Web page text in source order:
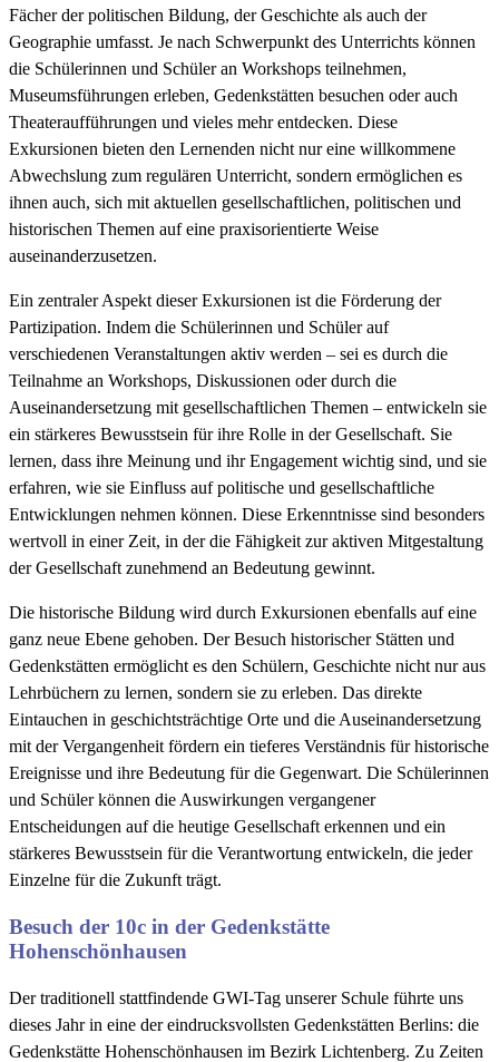
Fächer der politischen Bildung, der Geschichte als auch der
Geographie umfasst. Je nach Schwerpunkt des Unterrichts können
die Schülerinnen und Schüler an Workshops teilnehmen,
Museumsführungen erleben, Gedenkstätten besuchen oder auch
Theateraufführungen und vieles mehr entdecken. Diese
Exkursionen bieten den Lernenden nicht nur eine willkommene
Abwechslung zum regulären Unterricht, sondern ermöglichen es
ihnen auch, sich mit aktuellen gesellschaftlichen, politischen und
historischen Themen auf eine praxisorientierte Weise
auseinanderzusetzen.
Ein zentraler Aspekt dieser Exkursionen ist die Förderung der
Partizipation. Indem die Schülerinnen und Schüler auf
verschiedenen Veranstaltungen aktiv werden – sei es durch die
Teilnahme an Workshops, Diskussionen oder durch die
Auseinandersetzung mit gesellschaftlichen Themen – entwickeln sie
ein stärkeres Bewusstsein für ihre Rolle in der Gesellschaft. Sie
lernen, dass ihre Meinung und ihr Engagement wichtig sind, und sie
erfahren, wie sie Einfluss auf politische und gesellschaftliche
Entwicklungen nehmen können. Diese Erkenntnisse sind besonders
wertvoll in einer Zeit, in der die Fähigkeit zur aktiven Mitgestaltung
der Gesellschaft zunehmend an Bedeutung gewinnt.
Die historische Bildung wird durch Exkursionen ebenfalls auf eine
ganz neue Ebene gehoben. Der Besuch historischer Stätten und
Gedenkstätten ermöglicht es den Schülern, Geschichte nicht nur aus
Lehrbüchern zu lernen, sondern sie zu erleben. Das direkte
Eintauchen in geschichtsträchtige Orte und die Auseinandersetzung
mit der Vergangenheit fördern ein tieferes Verständnis für historische
Ereignisse und ihre Bedeutung für die Gegenwart. Die Schülerinnen
und Schüler können die Auswirkungen vergangener
Entscheidungen auf die heutige Gesellschaft erkennen und ein
stärkeres Bewusstsein für die Verantwortung entwickeln, die jeder
Einzelne für die Zukunft trägt.
Besuch der 10c in der Gedenkstätte
Hohenschönhausen
Der traditionell stattfindende GWI-Tag unserer Schule führte uns
dieses Jahr in eine der eindrucksvollsten Gedenkstätten Berlins: die
Gedenkstätte Hohenschönhausen im Bezirk Lichtenberg. Zu Zeiten